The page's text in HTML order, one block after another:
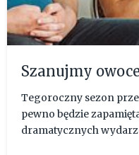
Szanujmy
Tegoroczny sezon
pewno będzie
dramatycznych wydarzeń, które